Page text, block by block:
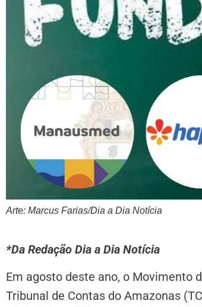
Arte: Marcus Farias/Dia a Dia Notícia
*Da Redação Dia a Dia Notícia
Em agosto deste ano, o Movimento
Tribunal de Contas do Amazonas